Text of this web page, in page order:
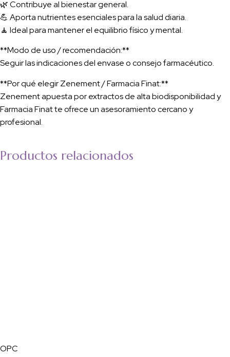
🌿 Contribuye al bienestar general.
💪 Aporta nutrientes esenciales para la salud diaria.
🧘 Ideal para mantener el equilibrio físico y mental.
**Modo de uso / recomendación:**
Seguir las indicaciones del envase o consejo farmacéutico.
**Por qué elegir Zenement / Farmacia Finat:**
Zenement apuesta por extractos de alta biodisponibilidad y
Farmacia Finat te ofrece un asesoramiento cercano y
profesional.
Productos relacionados
OPC